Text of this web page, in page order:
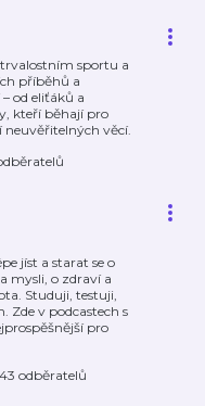
sportu a
příběhů a
od eliťáků a
kteří běhají pro
neuvěřitelných věcí.
jíst a starat se o
mysli, o zdraví a
Studuji, testuji,
Zde v podcastech s
pro
odběratelů